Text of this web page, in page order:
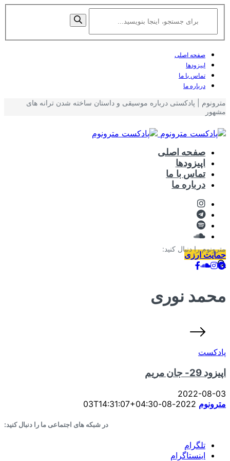
صفحه اصلی
اپیزودها
تماس با ما
درباره ما
مترونوم را دنبال کنید:
مترونوم | پادکستی درباره موسیقی و داستان ساخته شدن ترانه های
مشهور
صفحه اصلی
اپیزودها
تماس با ما
درباره ما
حمایت ارزی
محمد نوری
پادکست
اپیزود 29- جان مریم
2022-08-03
مترونوم 2022-08-03T14:31:07+04:30
در شبکه های اجتماعی ما را دنبال کنید:
تلگرام
اینستاگرام